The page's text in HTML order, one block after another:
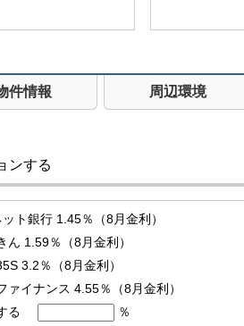
件情報 周辺環境
ンする
ト銀行 1.45％（8月金利）
ん 1.59％（8月金利）
3.2％（8月金利）
ァイナンス 4.55％（8月金利）
る
％